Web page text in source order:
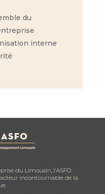
du
interne
du Limousin, l’ASFO
incontournable de la